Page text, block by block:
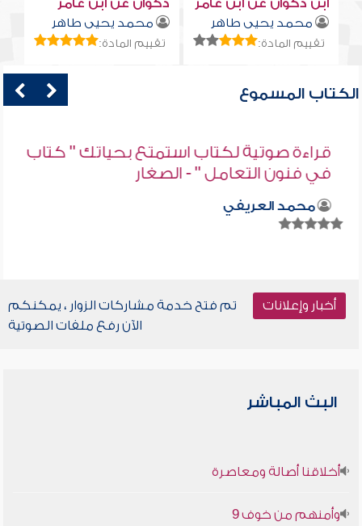
ابن ذكوان عن ابن عامر
محمد يحيى طاهر
تقييم المادة:
ذكوان عن ابن عامر
محمد يحيى طاهر
تقييم المادة:
الكتاب المسموع
قراءة صوتية لكتاب استمتع بحياتك " كتاب
في فنون التعامل " - الصغار
محمد العريفي
أخبار وإعلانات
تم فتح خدمة مشاركات الزوار ، يمكنكم
الآن رفع ملفات الصوتية
البث المباشر
أخلاقنا أصالة ومعاصرة
وأمنهم من خوف 9